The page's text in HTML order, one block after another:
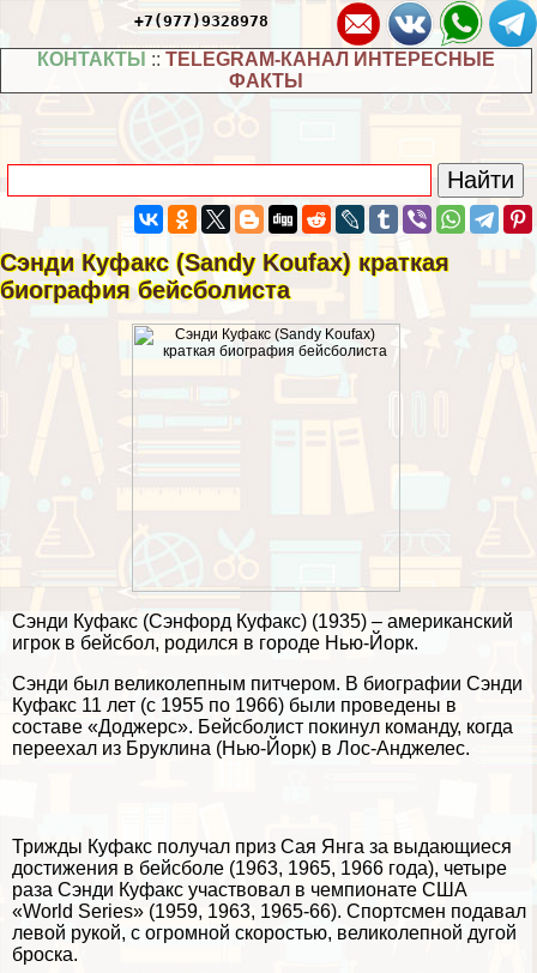
+7(977)9328978
КОНТАКТЫ :: TELEGRAM-КАНАЛ ИНТЕРЕСНЫЕ
ФАКТЫ
Сэнди Куфакс (Sandy Koufax) краткая
биография бейсболиста
Сэнди Куфакс (Сэнфорд Куфакс) (1935) – американский
игрок в бейсбол, родился в городе Нью-Йорк.
Сэнди был великолепным питчером. В биографии Сэнди
Куфакс 11 лет (с 1955 по 1966) были проведены в
составе «Доджерс». Бейсболист покинул комaнду, когда
переехал из Бруклина (Нью-Йорк) в Лос-Анджелес.
Трижды Куфакс получал приз Сая Янга за выдающиеся
достижения в бейсболе (1963, 1965, 1966 года), четыре
раза Сэнди Куфакс участвовал в чемпионате США
«World Series» (1959, 1963, 1965-66). Спортсмен подавал
левой рукой, с огромной скоростью, великолепной дугой
броска.